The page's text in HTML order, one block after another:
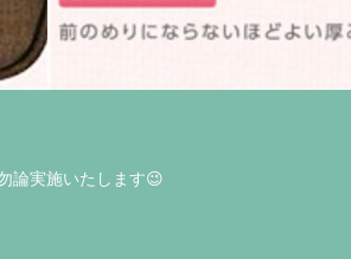
論実施いたします😉